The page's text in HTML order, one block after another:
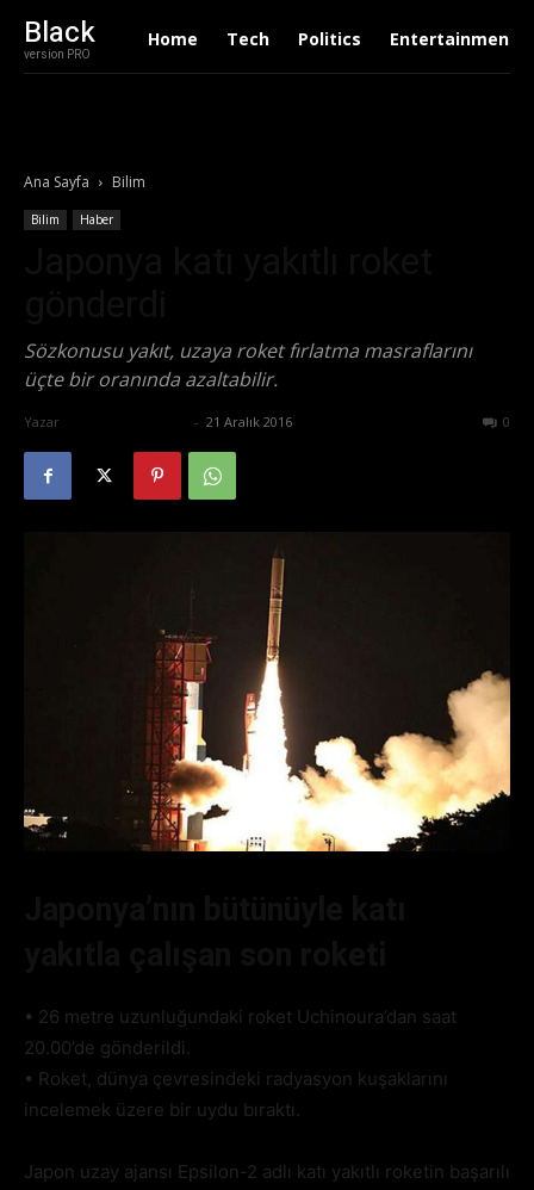
Black
version PRO
Home Tech Politics Entertainment
Ana Sayfa Bilim
Bilim Haber
Sözkonusu yakıt, uzaya roket fırlatma masraflarını
üçte bir oranında azaltabilir.
Yazar - 21 Aralık 2016 0
• 26 metre uzunluğundaki roket Uchinoura’dan saat
20.00’de gönderildi.
• Roket, dünya çevresindeki radyasyon kuşaklarını
incelemek üzere bir uydu bıraktı.
Japon uzay ajansı Epsilon-2 adlı katı yakıtlı roketin başarılı